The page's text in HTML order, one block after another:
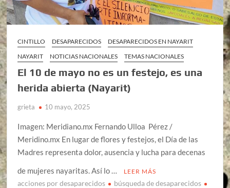
CINTILLO DESAPARECIDOS
DESAPARECIDOS EN NAYARIT
NAYARIT
NOTICIAS NACIONALES TEMAS NACIONALES
El 10 de mayo no es un festejo, es una
herida abierta (Nayarit)
grieta 10 mayo, 2025
Imagen: Meridiano.mx Fernando Ulloa Pérez /
Meridino.mx En lugar de flores y festejos, el Día de las
Madres representa dolor, ausencia y lucha para decenas
de mujeres nayaritas. Así lo …
LEER MÁS
acciones por desaparecidos
búsqueda de desaparecidos